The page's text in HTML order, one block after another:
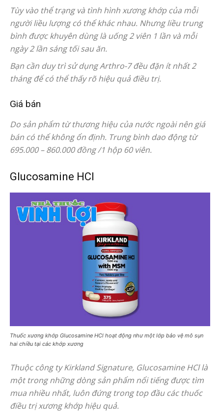
Tùy vào thể trạng và tình hình xương khớp của mỗi
người liều lượng có thể khác nhau. Nhưng liều trung
bình được khuyên dùng là uống 2 viên 1 lần và mỗi
ngày 2 lần sáng tối sau ăn.
Bạn cần duy trì sử dụng Arthro-7 đều đặn ít nhất 2
tháng để có thể thấy rõ hiệu quả điều trị.
Giá bán
Do sản phẩm từ thương hiệu của nước ngoài nên giá
bán có thể không ổn định. Trung bình dao động từ
695.000 – 860.000 đồng /1 hộp 60 viên.
Glucosamine HCl
Thuốc xương khớp Glucosamine HCl hoạt động như một lớp bảo vệ mô sụn
hai chiều tại các khớp xương
Thuộc công ty Kirkland Signature, Glucosamine HCl là
một trong những dòng sản phẩm nổi tiếng được tìm
mua nhiều nhất, luôn đứng trong top đầu các thuốc
điều trị xương khớp hiệu quả.